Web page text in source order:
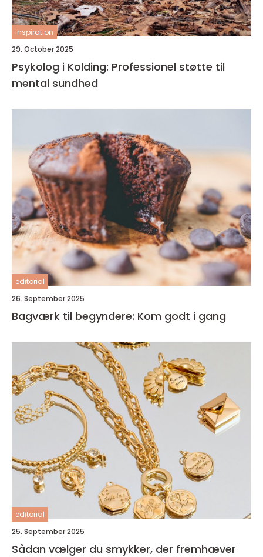
inspiration
29. October 2025
Psykolog i Kolding: Professionel støtte til
mental sundhed
editorial
26. September 2025
Bagværk til begyndere: Kom godt i gang
editorial
25. September 2025
Sådan vælger du smykker, der fremhæver